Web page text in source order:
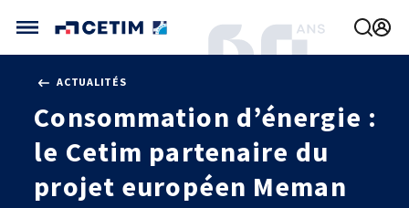
CETIM FRANCE
FRANCE (ACTUEL)
INTERNATIONAL
CETIM ALLEMAGNE
AGENDA
ACTUALITÉS
CETIM INFOS
VIDÉOS
ACTUALITÉS
Consommation d’énergie :
le Cetim partenaire du
projet européen Meman